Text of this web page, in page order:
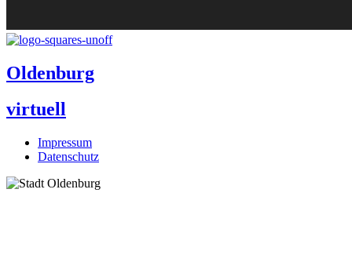
Oldenburg
virtuell
Impressum
Datenschutz